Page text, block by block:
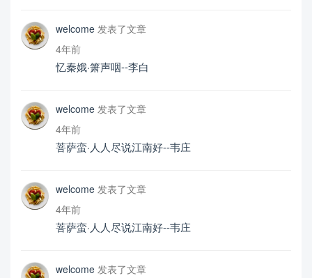
welcome 发表了文章
4年前
忆秦娥·箫声咽--李白
welcome 发表了文章
4年前
菩萨蛮·人人尽说江南好--韦庄
welcome 发表了文章
4年前
菩萨蛮·人人尽说江南好--韦庄
welcome 发表了文章